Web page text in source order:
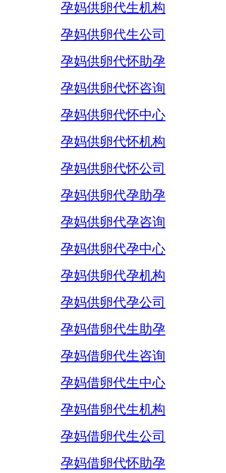
孕妈供卵代生机构
孕妈供卵代生公司
孕妈供卵代怀助孕
孕妈供卵代怀咨询
孕妈供卵代怀中心
孕妈供卵代怀机构
孕妈供卵代怀公司
孕妈供卵代孕助孕
孕妈供卵代孕咨询
孕妈供卵代孕中心
孕妈供卵代孕机构
孕妈供卵代孕公司
孕妈借卵代生助孕
孕妈借卵代生咨询
孕妈借卵代生中心
孕妈借卵代生机构
孕妈借卵代生公司
孕妈借卵代怀助孕